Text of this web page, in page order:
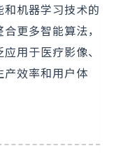
机器学习技术的
更多智能算法，
用于医疗影像、
产效率和用户体